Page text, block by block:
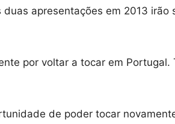
apresentações em 2013 irão
por voltar a tocar em Portugal.
de poder tocar